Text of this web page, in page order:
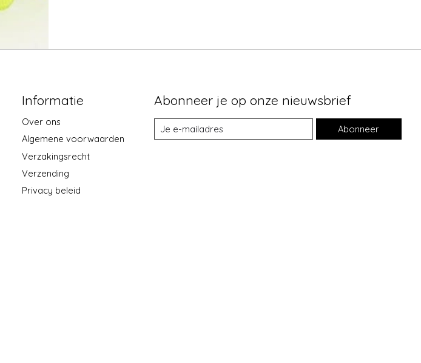
Informatie
Over ons
Algemene voorwaarden
Verzakingsrecht
Verzending
Privacy beleid
Abonneer je op onze nieuwsbrief
Abonneer